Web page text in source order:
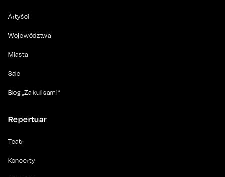
Artyści
Województwa
Miasta
Sale
Blog „Za kulisami”
Repertuar
Teatr
Koncerty